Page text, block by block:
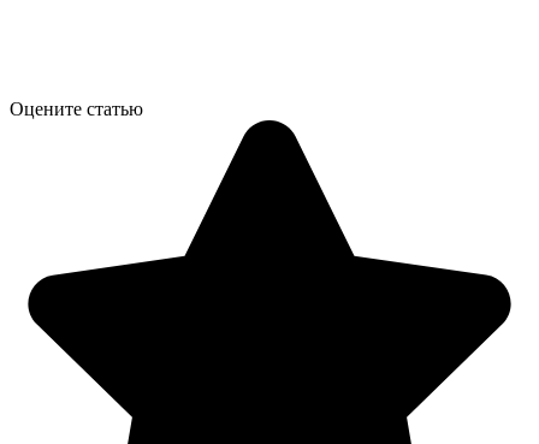
Оцените статью